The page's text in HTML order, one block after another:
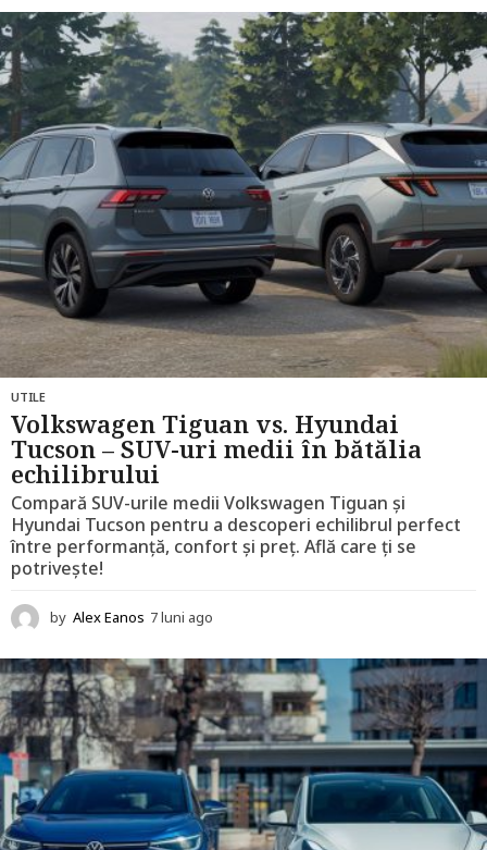
u
n
i
a
g
o
UTILE
Volkswagen Tiguan vs. Hyundai
Tucson – SUV-uri medii în bătălia
echilibrului
Compară SUV-urile medii Volkswagen Tiguan și
Hyundai Tucson pentru a descoperi echilibrul perfect
între performanță, confort și preț. Află care ți se
potrivește!
by Alex Eanos 7 luni ago
l
u
n
i
a
g
o